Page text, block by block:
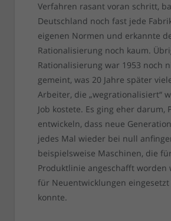
Verfahren rasant voran schritt,
Deutschland noch fast jede
eigenen Normen und erkannte
Rationalisierung noch kaum.
Rationalisierung war 1953 noch
gemeint, was 20 Jahre später
Arbeiter, die „wegrationalisiert“
Job kostete. Es ging eher darum,
entwickeln, dass neue
jedes Mal wieder bei null
beispielsweise Maschinen, die
Produktlinie angeschafft worden
für Neuentwicklungen
konnte.